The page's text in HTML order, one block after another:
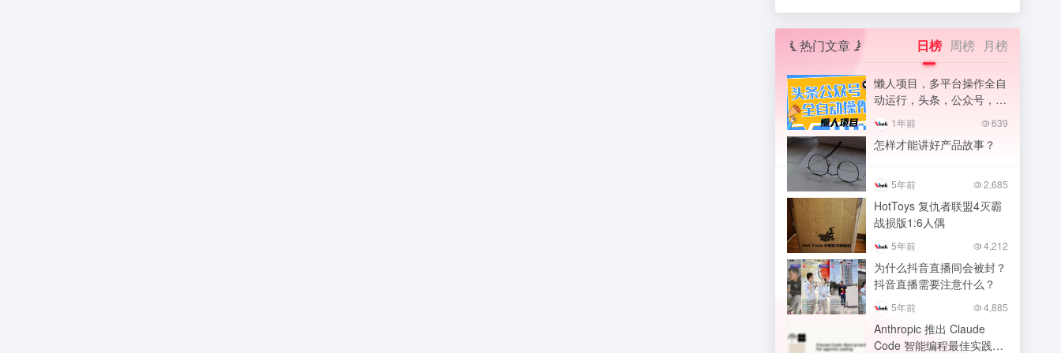
热门文章 日榜 周榜 月榜
懒人项目，多平台操作全自
动运行，头条，公众号，下
班实操5分钟日入500+
1年前 639
怎样才能讲好产品故事？
5年前 2,685
HotToys 复仇者联盟4灭霸
战损版1:6人偶
5年前 4,212
为什么抖音直播间会被封？
抖音直播需要注意什么？
5年前 4,885
Anthropic 推出 Claude
Code 智能编程最佳实践指